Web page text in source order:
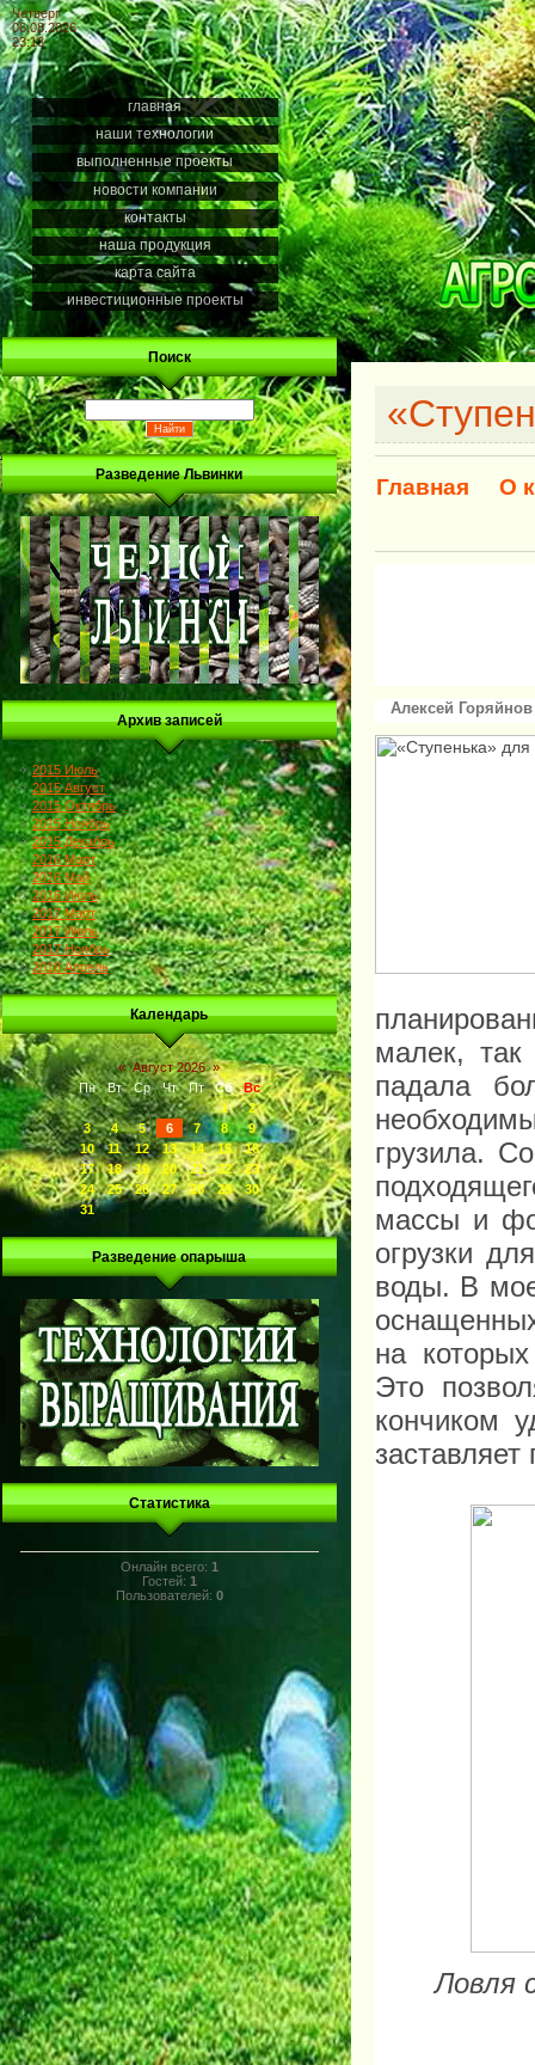
Четверг
06.08.2026
23:13
главная
наши технологии
выполненные проекты
новости компании
контакты
наша продукция
карта сайта
инвестиционные проекты
Поиск
Разведение Львинки
Архив записей
2015 Июль
2015 Август
2015 Октябрь
2015 Ноябрь
2015 Декабрь
2016 Март
2016 Май
2016 Июль
2017 Март
2017 Июль
2017 Ноябрь
2018 Апрель
Календарь
« Август 2026 »
Пн
Вт Ср Чт Пт Сб
Вс
1
2
3
4 5 6 7 8
9
10
11 12 13 14 15
16
17
18 19 20 21 22
23
24
25 26 27 28 29
30
31
Разведение опарыша
Статистика
Онлайн всего: 1
Гостей: 1
Пользователей: 0
Главная О
Алексей Горяйнов
малек,
падала
грузила.
массы и
огрузки
воды. В
на
Это
кончиком
Ловля